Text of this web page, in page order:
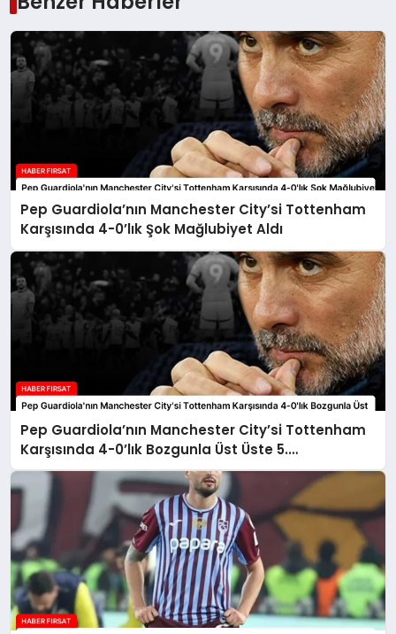
Pep Guardiola’nın Manchester City’si Tottenham
Karşısında 4-0’lık Şok Mağlubiyet Aldı
Pep Guardiola’nın Manchester City’si Tottenham
Karşısında 4-0’lık Bozgunla Üst Üste 5.
Mağlubiyetini Aldı